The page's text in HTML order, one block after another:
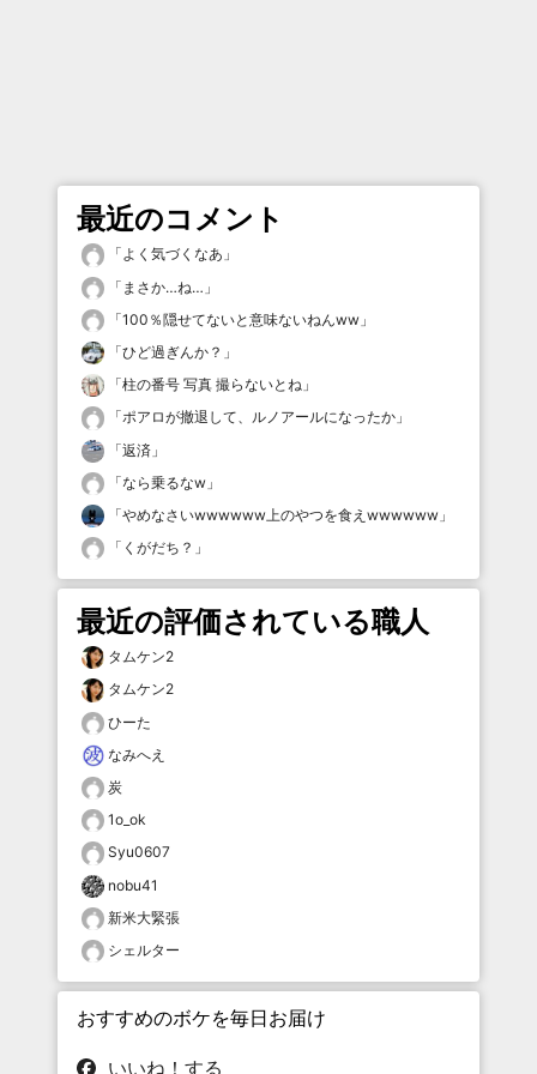
最近のコメント
「よく気づくなあ 」
「 まさか…ね… 」
「100％隠せてないと意味ないねんww 」
「ひど過ぎんか？ 」
「柱の番号 写真 撮らないとね 」
「ポアロが撤退して、ルノアールになったか 」
「返済 」
「なら乗るなw 」
「やめなさいwwwwww上のやつを食えwwwwww 」
「 くがだち？ 」
最近の評価されている職人
タムケン2
タムケン2
ひーた
なみへえ
炭
1o_ok
Syu0607
nobu41
新米大緊張
シェルター
おすすめのボケを毎日お届け
いいね！する